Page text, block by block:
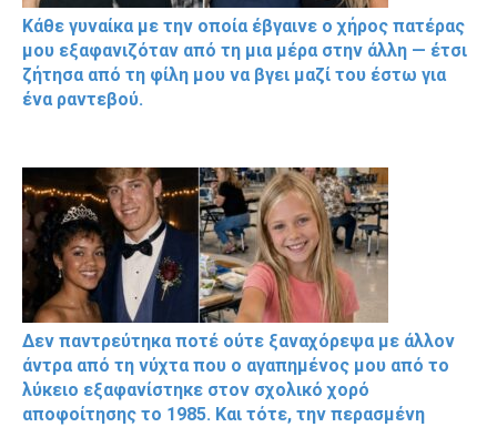
Κάθε γυναίκα με την οποία έβγαινε ο χήρος πατέρας
μου εξαφανιζόταν από τη μια μέρα στην άλλη — έτσι
ζήτησα από τη φίλη μου να βγει μαζί του έστω για
ένα ραντεβού.
Δεν παντρεύτηκα ποτέ ούτε ξαναχόρεψα με άλλον
άντρα από τη νύχτα που ο αγαπημένος μου από το
λύκειο εξαφανίστηκε στον σχολικό χορό
αποφοίτησης το 1985. Και τότε, την περασμένη